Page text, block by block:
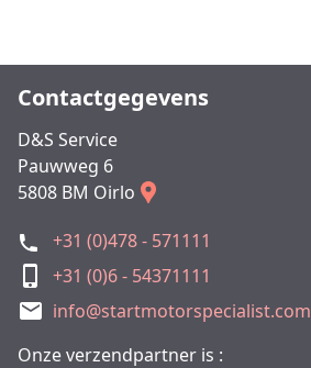
Contactgegevens
D&S Service
Pauwweg 6
5808 BM Oirlo
+31 (0)478 - 571111
+31 (0)6 - 54371111
info@startmotorspecialist.com
Onze verzendpartner is :